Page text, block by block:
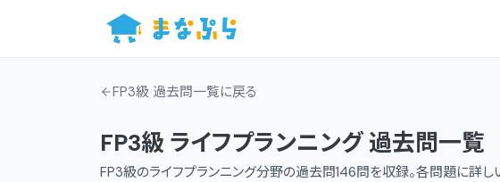
FP3級 過去問一覧に戻る
FP3級 ライフプランニング過去問一覧
FP3級のライフプランニング分野の過去問146問を収録。各問題に詳し